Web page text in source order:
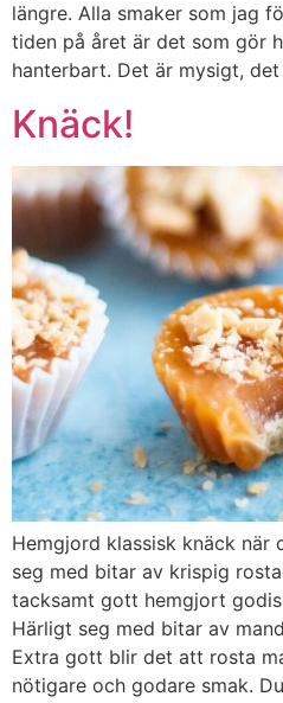
längre. Alla smaker som jag
tiden på året är det som gör
hanterbart. Det är mysigt,
Knäck!
Hemgjord klassisk knäck när
seg med bitar av krispig
tacksamt gott hemgjort
Härligt seg med bitar av
Extra gott blir det att rosta
nötigare och godare smak.